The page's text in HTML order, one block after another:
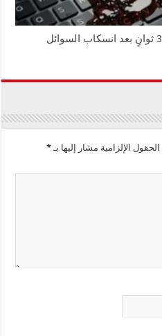
الحقول الإلزامية مشار إليها بـ*